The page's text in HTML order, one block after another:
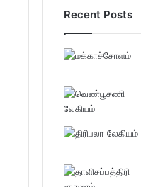
Recent Posts